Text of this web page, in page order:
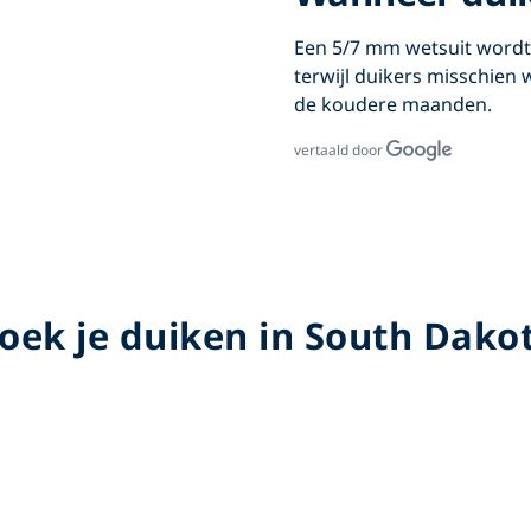
Een 5/7 mm wetsuit
terwijl duikers misschien
de koudere maanden.
vertaald door
je duiken in South